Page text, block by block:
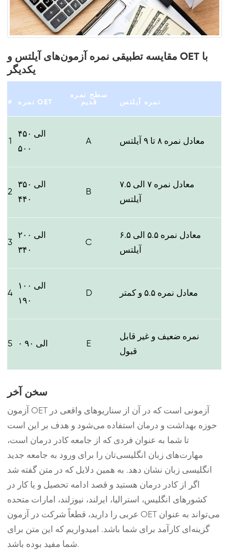
مقایسه تطبیقی نمره آزمون‌های آیلتس و OET با
یکدیگر
# نمره OET
سطح نمره
قدیم
نمره آیلتس
1
۴۵۰ الی
۵۰۰
A معادل نمره ۸ تا ۹ آیلتس
2
۳۵۰ الی
۴۴۰
B
معادل نمره ۷ الی ۷.۵
آیلتس
3
۲۰۰ الی
۳۴۰
C
معادل نمره ۵.۵ الی ۶.۵
آیلتس
4
۱۰۰ الی
۱۹۰
D معادل نمره ۵.۵ و کمتر
5 ۰ الی ۹۰ E
نمره ضعیف و غیر قابل
قبول
سخن آخر
آزمون OET آزمونی است که در آن از سناریوهای واقعی در
حوزه بهداشت و درمان استفاده می‌شود و هدف بر این است
تا شما به عنوان فردی که از جامعه کادر درمان است،
مهارت‌های زبان انگلیسی‌تان را برای ورود به جامعه جدید
انگلیسی زبان نشان دهد. به همین دلایل که در متن گفته شد
اگر از کادر درمان هستید و قصد ادامه تحصیل و یا کار در
کشورهای انگلیس، استرالیا، ایرلند، نیوزلند، امارات متحده
عربی را دارید، قطعاً شرکت در آزمون OET می‌تواند به عنوان
گزینه‌ای کارآمد برای شما باشد. امیدواریم که این متن برای
شما مفید بوده باشد.